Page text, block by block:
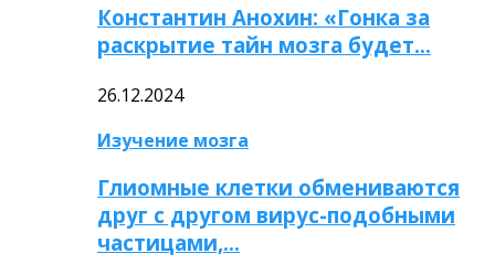
Константин Анохин: «Гонка за
раскрытие тайн мозга будет…
26.12.2024
Изучение мозга
Глиомные клетки обмениваются
друг с другом вирус-подобными
частицами,…